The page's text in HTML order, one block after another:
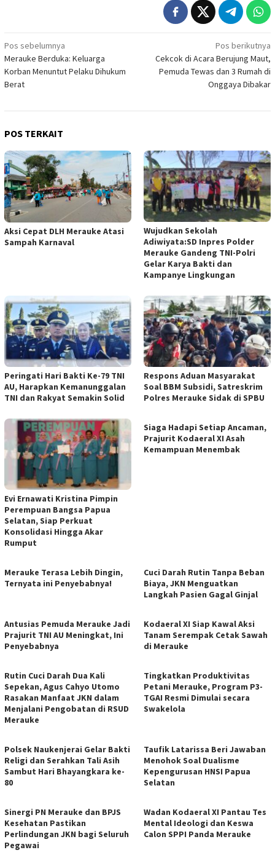
Navigasi
pos
Pos sebelumnya
Merauke Berduka: Keluarga
Korban Menuntut Pelaku Dihukum
Berat
Pos berikutnya
Cekcok di Acara Berujung Maut,
Pemuda Tewas dan 3 Rumah di
Onggaya Dibakar
POS TERKAIT
Aksi Cepat DLH Merauke Atasi
Sampah Karnaval
Wujudkan Sekolah
Adiwiyata:SD Inpres Polder
Merauke Gandeng TNI-Polri
Gelar Karya Bakti dan
Kampanye Lingkungan
Peringati Hari Bakti Ke-79 TNI
AU, Harapkan Kemanunggalan
TNI dan Rakyat Semakin Solid
Respons Aduan Masyarakat
Soal BBM Subsidi, Satreskrim
Polres Merauke Sidak di SPBU
Evi Ernawati Kristina Pimpin
Perempuan Bangsa Papua
Selatan, Siap Perkuat
Konsolidasi Hingga Akar
Rumput
Siaga Hadapi Setiap Ancaman,
Prajurit Kodaeral XI Asah
Kemampuan Menembak
Merauke Terasa Lebih Dingin,
Ternyata ini Penyebabnya!
Cuci Darah Rutin Tanpa Beban
Biaya, JKN Menguatkan
Langkah Pasien Gagal Ginjal
Antusias Pemuda Merauke Jadi
Prajurit TNI AU Meningkat, Ini
Penyebabnya
Kodaeral XI Siap Kawal Aksi
Tanam Serempak Cetak Sawah
di Merauke
Rutin Cuci Darah Dua Kali
Sepekan, Agus Cahyo Utomo
Rasakan Manfaat JKN dalam
Menjalani Pengobatan di RSUD
Merauke
Tingkatkan Produktivitas
Petani Merauke, Program P3-
TGAI Resmi Dimulai secara
Swakelola
Polsek Naukenjerai Gelar Bakti
Religi dan Serahkan Tali Asih
Sambut Hari Bhayangkara ke-
80
Taufik Latarissa Beri Jawaban
Menohok Soal Dualisme
Kepengurusan HNSI Papua
Selatan
Sinergi PN Merauke dan BPJS
Kesehatan Pastikan
Perlindungan JKN bagi Seluruh
Pegawai
Wadan Kodaeral XI Pantau Tes
Mental Ideologi dan Keswa
Calon SPPI Panda Merauke